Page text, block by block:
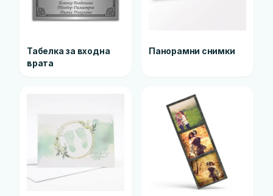
Табелка за входна
врата
Панорамни снимки